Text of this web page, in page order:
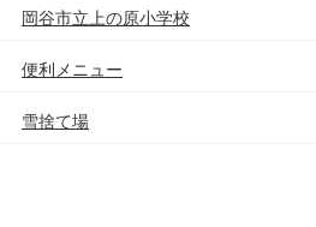
岡谷市立上の原小学校
便利メニュー
雪捨て場